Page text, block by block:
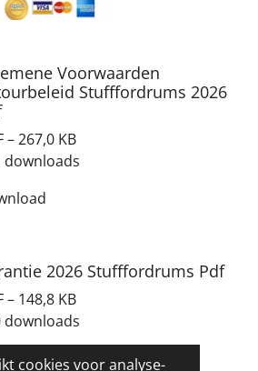
cookies voor analyse-
Voorwaarden
Stufffordrums 2026
– 267,0 KB
downloads
2026 Stufffordrums Pdf
– 148,8 KB
downloads